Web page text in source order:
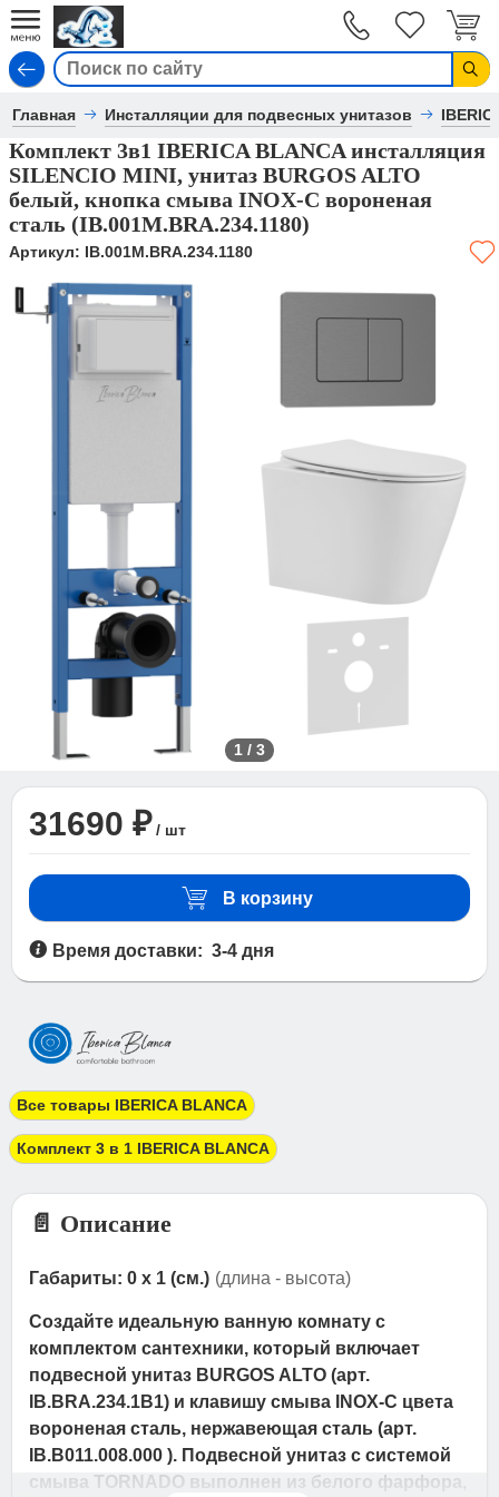
Главная Инсталляции для подвесных унитазов
Комплект 3в1 IBERICA BLANCA инсталляция
SILENCIO MINI, унитаз BURGOS ALTO
белый, кнопка смыва INOX-C вороненая
сталь (IB.001M.BRA.234.1180)
Артикул: IB.001M.BRA.234.1180
1 / 3
31690 ₽ / шт
В корзину
Время доставки: 3-4 дня
Все товары IBERICA BLANCA
Комплект 3 в 1 IBERICA BLANCA
📄 Описание
Габариты: 0 x 1 (см.) (длина - высота)
Создайте идеальную ванную комнату с
комплектом сантехники, который включает
подвесной унитаз BURGOS ALTO (арт.
IB.BRA.234.1B1) и клавишу смыва INOX-C цвета
вороненая сталь, нержавеющая сталь (арт.
IB.B011.008.000 ). Подвесной унитаз с системой
смыва TORNADO выполнен из белого фарфора,